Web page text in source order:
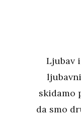
Ljubav
skidamo
da smo